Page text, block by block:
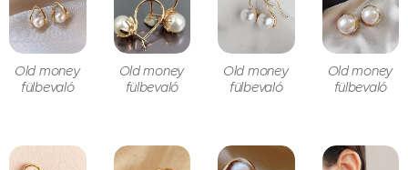
Old money
fülbevaló
Old money
fülbevaló
Old money
fülbevaló
Old money
fülbevaló